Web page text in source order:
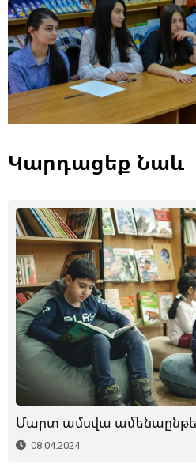
Կարդացեք Նաև
Մարտ ամսվա
08.04.2024